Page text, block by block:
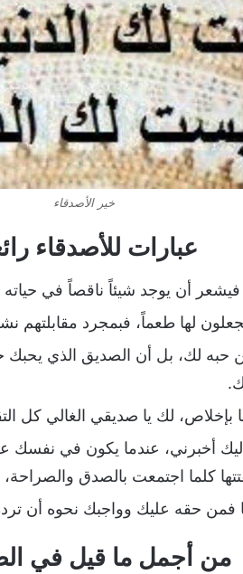
خير الأصدقاء
عبارات للأصدقاء
أن يوجد شيئاً ناقصاً في حياته
لها طعماً، فبمجرد مقابلتهم
لك، بل أن الصديق الذي يحبك
لك يا صديقي الغالي كل
أخبرني، عندما يكون في نفسك
كلما اجتمعت بالصدق
حقه عليك وواجبك نحوه أن
من أجمل ما قيل في